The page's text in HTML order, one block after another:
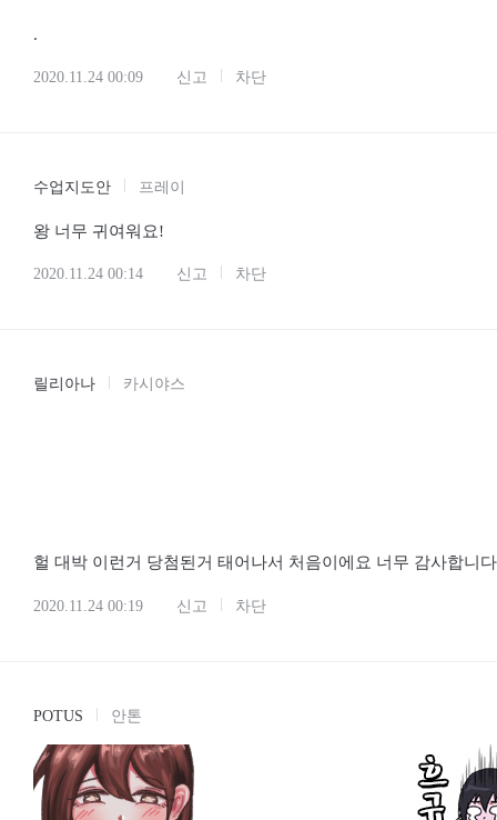
.
2020.11.24 00:09 신고 차단
수업지도안 프레이
왕 너무 귀여워요!
2020.11.24 00:14 신고 차단
릴리아나 카시야스
헐 대박 이런거 당첨된거 태어나서 처음이에요 너무 감사합니
2020.11.24 00:19 신고 차단
POTUS 안톤